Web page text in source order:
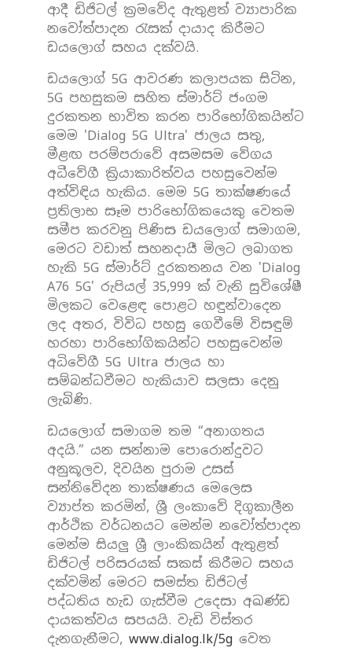
ආදී ඩිජිටල් ක්‍රමවේද ඇතුළත් ව්‍යාපාරික
නවෝත්පාදන රැසක් දායාද කිරීමට
ඩයලොග් සහය දක්වයි.
ඩයලොග් 5G ආවරණ කලාපයක සිටින,
5G පහසුකම සහිත ස්මාර්ට් ජංගම
දුරකතන භාවිත කරන පාරිභෝගිකයින්ට
මෙම 'Dialog 5G Ultra' ජාලය සතු,
මීළඟ පරම්පරාවේ අසමසම වේගය
අධීවේගී ක්‍රියාකාරිත්වය පහසුවෙන්ම
අත්විඳිය හැකිය. මෙම 5G තාක්ෂණයේ
ප්‍රතිලාභ සෑම පාරිභෝගිකයෙකු වෙතම
සමීප කරවනු පිණිස ඩයලොග් සමාගම,
මෙරට වඩාත් සහනදායී මිලට ලබාගත
හැකි 5G ස්මාර්ට් දුරකතනය වන 'Dialog
A76 5G' රුපියල් 35,999 ක් වැනි සුවිශේෂී
මිලකට වෙළෙඳ පොළට හඳුන්වාදෙන
ලද අතර, විවිධ පහසු ගෙවීමේ විසඳුම්
හරහා පාරිභෝගිකයින්ට පහසුවෙන්ම
අධිවේගී 5G Ultra ජාලය හා
සම්බන්ධවීමට හැකියාව සලසා දෙනු
ලැබිණි.
ඩයලොග් සමාගම තම “අනාගතය
අදයි.” යන සන්නාම පොරොන්දුවට
අනුකූලව, දිවයින පුරාම උසස්
සන්නිවේදන තාක්ෂණය මෙලෙස
ව්‍යාප්ත කරමින්, ශ්‍රී ලංකාවේ දිගුකාලීන
ආර්ථික වර්ධනයට මෙන්ම නවෝත්පාදන
මෙන්ම සියලු ශ්‍රී ලාංකිකයින් ඇතුළත්
ඩිජිටල් පරිසරයක් සකස් කිරීමට සහය
දක්වමින් මෙරට සමස්ත ඩිජිටල්
පද්ධතිය හැඩ ගැස්වීම උදෙසා අඛණ්ඩ
දායකත්වය සපයයි. වැඩි විස්තර
දැනගැනීමට, www.dialog.lk/5g වෙත